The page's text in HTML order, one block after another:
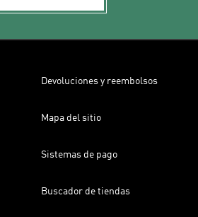
Devoluciones y reembolsos
Mapa del sitio
Sistemas de pago
Buscador de tiendas